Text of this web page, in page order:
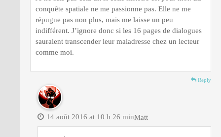
conquête spatiale ne me passionne pas. Elle ne me
répugne pas non plus, mais me laisse un peu
indifférent. J’ignore donc si les 16 pages de dialogues
sauraient transcender leur maladresse chez un lecteur
comme moi.
Reply
Matt
14 août 2016 at 10 h 26 min